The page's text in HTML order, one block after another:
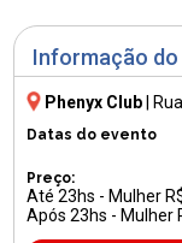
Informação do
Phenyx Club
Datas do evento
Preço:
Até 23hs - Mulher
Após 23hs - Mulher